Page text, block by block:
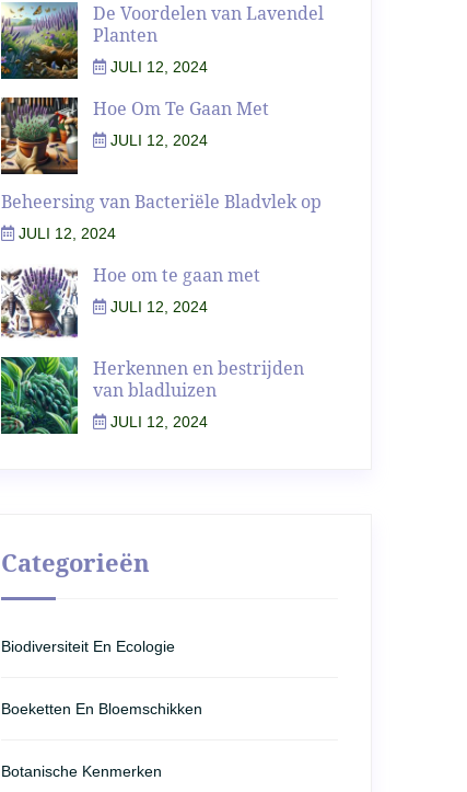
De Voordelen van Lavendel
Planten
JULI 12, 2024
Hoe Om Te Gaan Met
JULI 12, 2024
Beheersing van Bacteriële Bladvlek op
JULI 12, 2024
Hoe om te gaan met
JULI 12, 2024
Herkennen en bestrijden
van bladluizen
JULI 12, 2024
Categorieën
Biodiversiteit En Ecologie
Boeketten En Bloemschikken
Botanische Kenmerken